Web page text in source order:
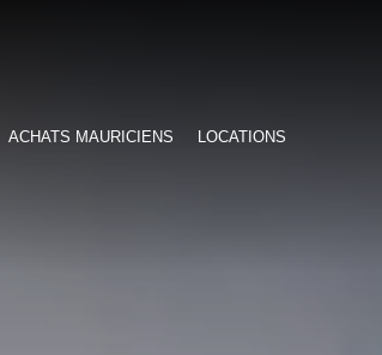
ACHATS MAURICIENS LOCATIONS